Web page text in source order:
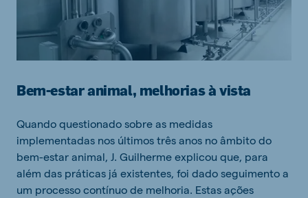
Bem-estar animal, melhorias à vista
Quando questionado sobre as medidas
implementadas nos últimos três anos no âmbito do
bem-estar animal, J. Guilherme explicou que, para
além das práticas já existentes, foi dado seguimento a
um processo contínuo de melhoria. Estas ações